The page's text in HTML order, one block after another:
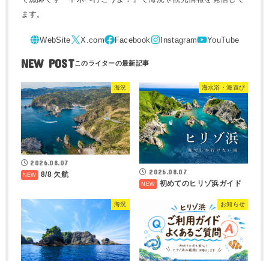
ます。
NEW POST
海況
2026.08.07
8/8 欠航
海水浴・海遊び
2026.08.07
初めてのヒリゾ浜ガイド
海況 お知らせ